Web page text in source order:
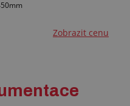
Zobrazit cenu